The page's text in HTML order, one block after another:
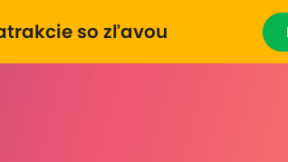
so zľavou